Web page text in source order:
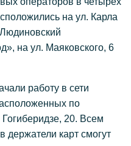
на ул. Карла
на ул. Маяковского, 6
работу в сети
по
20. Всем
держатели карт смогут